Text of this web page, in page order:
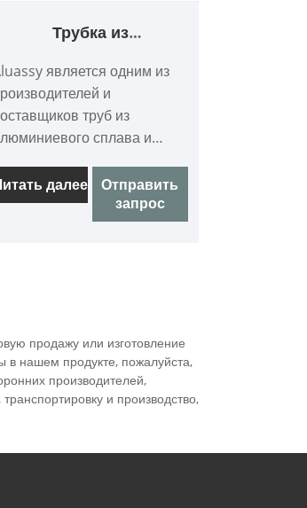
Трубка из
алюминиевая круглая
трубка
является одним из
и
труб из
сплава и
который может
трубы из
алюминиевого сплава и
и лучшую
для вас. Если вы
в трубах из
сплава и
далее
Отправить
запрос
продажу или изготовление
в нашем продукте, пожалуйста,
производителей,
и производство,